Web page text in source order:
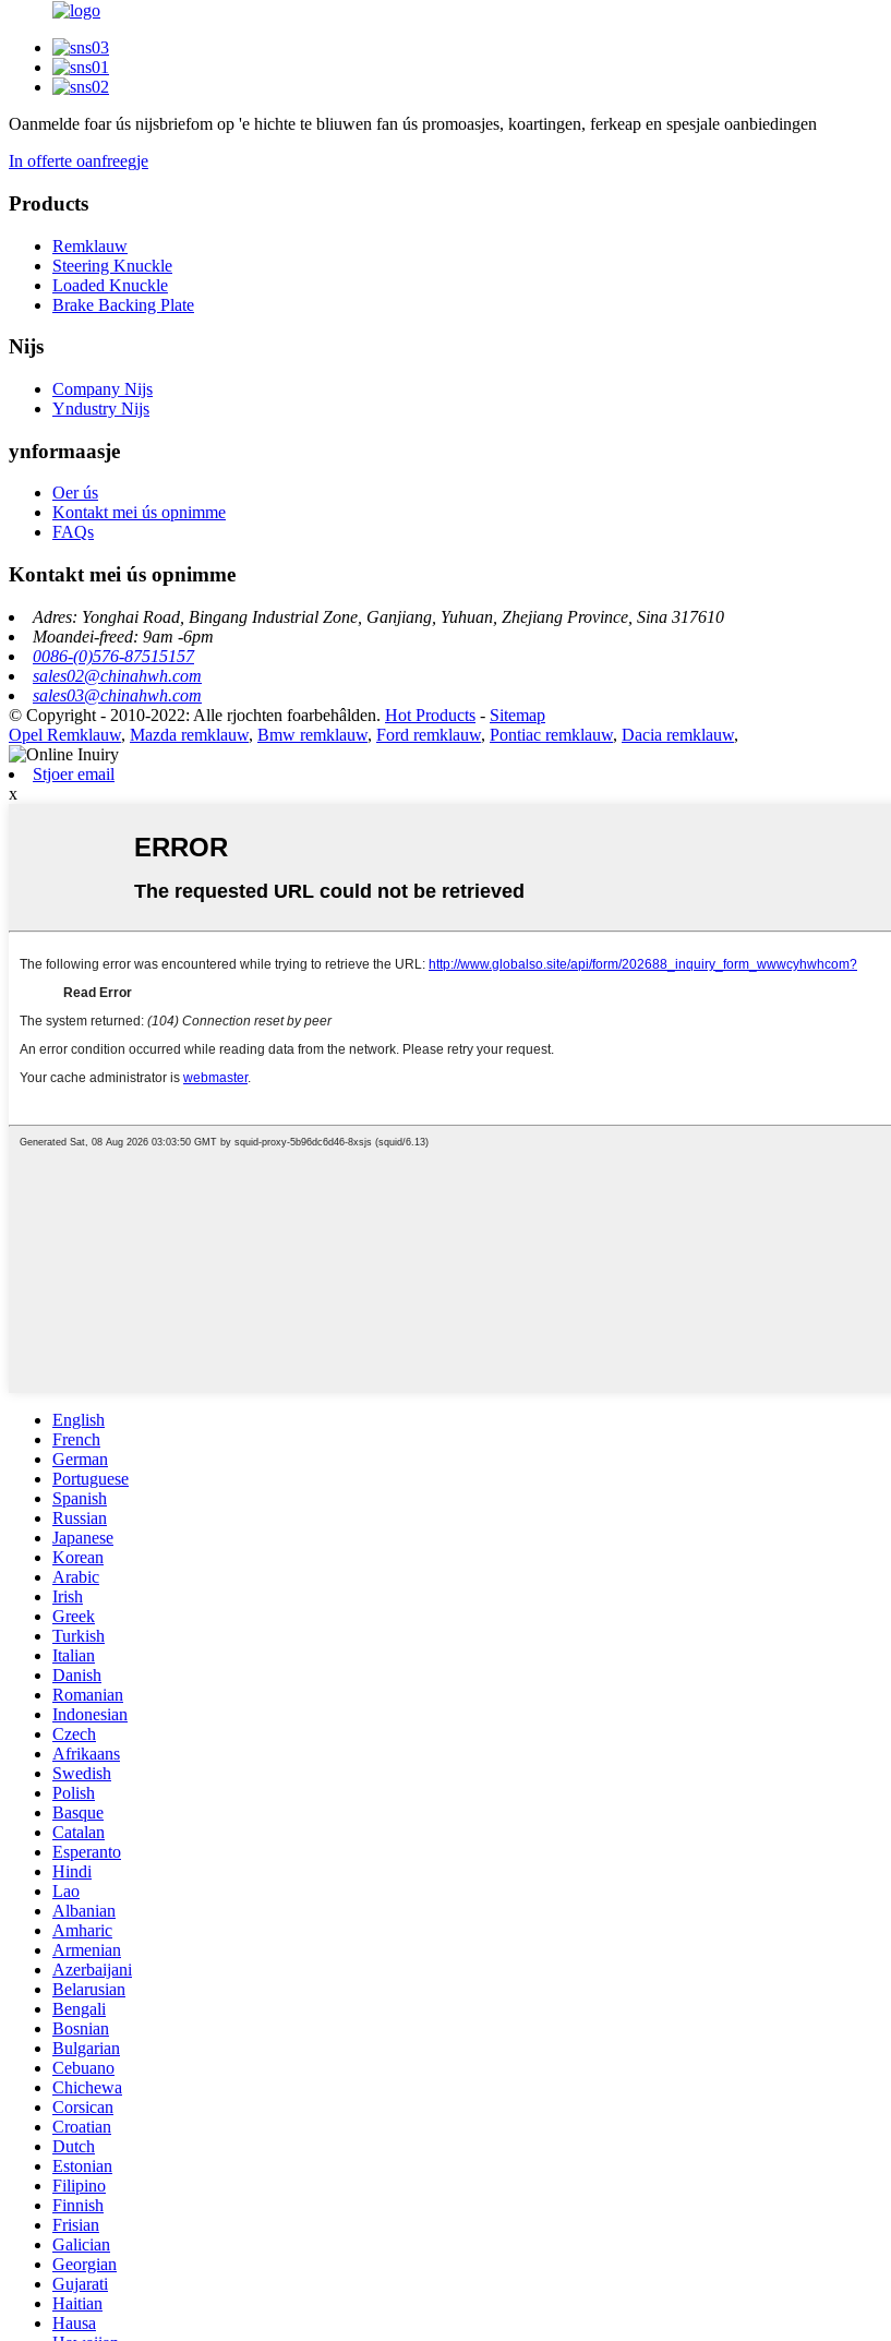
Oanmelde foar ús nijsbriefom op 'e hichte te bliuwen fan ús promoasjes, koartingen, ferkeap en spesjale oanbiedingen
In offerte oanfreegje
Products
Remklauw
Steering Knuckle
Loaded Knuckle
Brake Backing Plate
Nijs
Company Nijs
Yndustry Nijs
ynformaasje
Oer ús
Kontakt mei ús opnimme
FAQs
Kontakt mei ús opnimme
Adres: Yonghai Road, Bingang Industrial Zone, Ganjiang, Yuhuan, Zhejiang Province, Sina 317610
Moandei-freed: 9am -6pm
0086-(0)576-87515157
sales02@chinahwh.com
sales03@chinahwh.com
© Copyright - 2010-2022: Alle rjochten foarbehâlden. Hot Products - Sitemap
Opel Remklauw, Mazda remklauw, Bmw remklauw, Ford remklauw, Pontiac remklauw, Dacia remklauw,
Stjoer email
x
English
French
German
Portuguese
Spanish
Russian
Japanese
Korean
Arabic
Irish
Greek
Turkish
Italian
Danish
Romanian
Indonesian
Czech
Afrikaans
Swedish
Polish
Basque
Catalan
Esperanto
Hindi
Lao
Albanian
Amharic
Armenian
Azerbaijani
Belarusian
Bengali
Bosnian
Bulgarian
Cebuano
Chichewa
Corsican
Croatian
Dutch
Estonian
Filipino
Finnish
Frisian
Galician
Georgian
Gujarati
Haitian
Hausa